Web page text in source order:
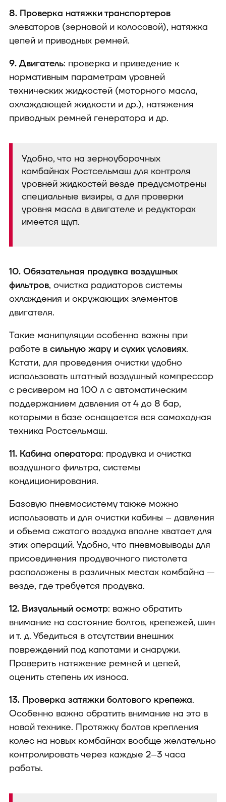
8. Проверка натяжки транспортеров
элеваторов (зерновой и колосовой), натяжка
цепей и приводных ремней.
9. Двигатель: проверка и приведение к
нормативным параметрам уровней
технических жидкостей (моторного масла,
охлаждающей жидкости и др.), натяжения
приводных ремней генератора и др.
Удобно, что на зерноуборочных
комбайнах Ростсельмаш для контроля
уровней жидкостей везде предусмотрены
специальные визиры, а для проверки
уровня масла в двигателе и редукторах
имеется щуп.
10. Обязательная продувка воздушных
фильтров, очистка радиаторов системы
охлаждения и окружающих элементов
двигателя.
Такие манипуляции особенно важны при
работе в сильную жару и сухих условиях.
Кстати, для проведения очистки удобно
использовать штатный воздушный компрессор
с ресивером на 100 л с автоматическим
поддержанием давления от 4 до 8 бар,
которыми в базе оснащается вся самоходная
техника Ростсельмаш.
11. Кабина оператора: продувка и очистка
воздушного фильтра, системы
кондиционирования.
Базовую пневмосистему также можно
использовать и для очистки кабины – давления
и объема сжатого воздуха вполне хватает для
этих операций. Удобно, что пневмовыводы для
присоединения продувочного пистолета
расположены в различных местах комбайна —
везде, где требуется продувка.
12. Визуальный осмотр: важно обратить
внимание на состояние болтов, крепежей, шин
и т. д. Убедиться в отсутствии внешних
повреждений под капотами и снаружи.
Проверить натяжение ремней и цепей,
оценить степень их износа.
13. Проверка затяжки болтового крепежа.
Особенно важно обратить внимание на это в
новой технике. Протяжку болтов крепления
колес на новых комбайнах вообще желательно
контролировать через каждые 2–3 часа
работы.